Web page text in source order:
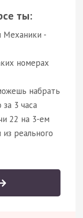
ты:
Механики -
номерах
набрать
3 часа
22 на 3-ем
реального